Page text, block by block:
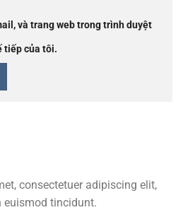
và trang web trong trình duyệt
tiếp của tôi.
consectetuer adipiscing elit,
euismod tincidunt.